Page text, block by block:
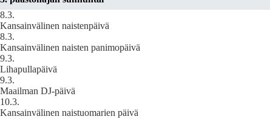
8.3.
Kansainvälinen naistenpäivä
8.3.
Kansainvälinen naisten panimopäivä
9.3.
Lihapullapäivä
9.3.
Maailman DJ-päivä
10.3.
Kansainvälinen naistuomarien päivä